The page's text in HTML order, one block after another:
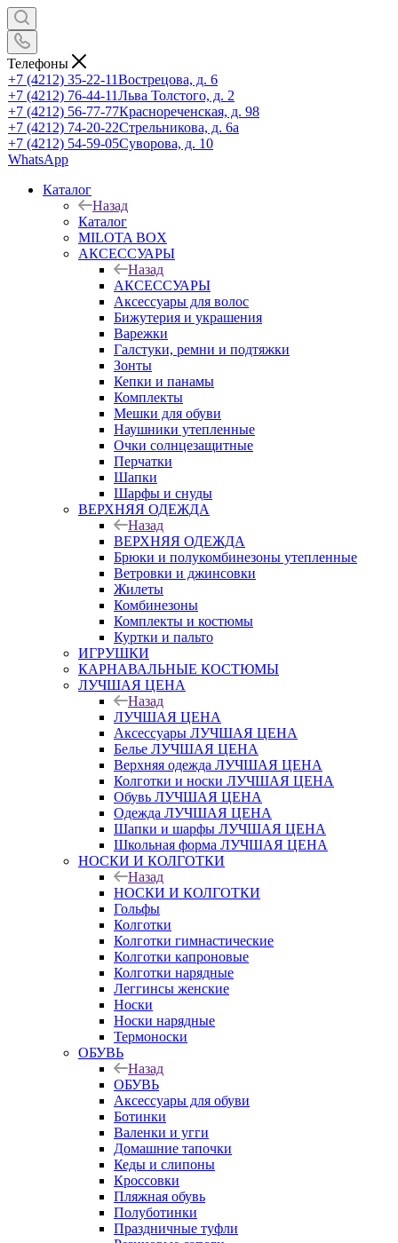
Телефоны
+7 (4212) 35-22-11Вострецова, д. 6
+7 (4212) 76-44-11Льва Толстого, д. 2
+7 (4212) 56-77-77Краснореченская, д. 98
+7 (4212) 74-20-22Стрельникова, д. 6а
+7 (4212) 54-59-05Суворова, д. 10
WhatsApp
Каталог
Назад
Каталог
MILOTA BOX
АКСЕССУАРЫ
Назад
АКСЕССУАРЫ
Аксессуары для волос
Бижутерия и украшения
Варежки
Галстуки, ремни и подтяжки
Зонты
Кепки и панамы
Комплекты
Мешки для обуви
Наушники утепленные
Очки солнцезащитные
Перчатки
Шапки
Шарфы и снуды
ВЕРХНЯЯ ОДЕЖДА
Назад
ВЕРХНЯЯ ОДЕЖДА
Брюки и полукомбинезоны утепленные
Ветровки и джинсовки
Жилеты
Комбинезоны
Комплекты и костюмы
Куртки и пальто
ИГРУШКИ
КАРНАВАЛЬНЫЕ КОСТЮМЫ
ЛУЧШАЯ ЦЕНА
Назад
ЛУЧШАЯ ЦЕНА
Аксессуары ЛУЧШАЯ ЦЕНА
Белье ЛУЧШАЯ ЦЕНА
Верхняя одежда ЛУЧШАЯ ЦЕНА
Колготки и носки ЛУЧШАЯ ЦЕНА
Обувь ЛУЧШАЯ ЦЕНА
Одежда ЛУЧШАЯ ЦЕНА
Шапки и шарфы ЛУЧШАЯ ЦЕНА
Школьная форма ЛУЧШАЯ ЦЕНА
НОСКИ И КОЛГОТКИ
Назад
НОСКИ И КОЛГОТКИ
Гольфы
Колготки
Колготки гимнастические
Колготки капроновые
Колготки нарядные
Леггинсы женские
Носки
Носки нарядные
Термоноски
ОБУВЬ
Назад
ОБУВЬ
Аксессуары для обуви
Ботинки
Валенки и угги
Домашние тапочки
Кеды и слипоны
Кроссовки
Пляжная обувь
Полуботинки
Праздничные туфли